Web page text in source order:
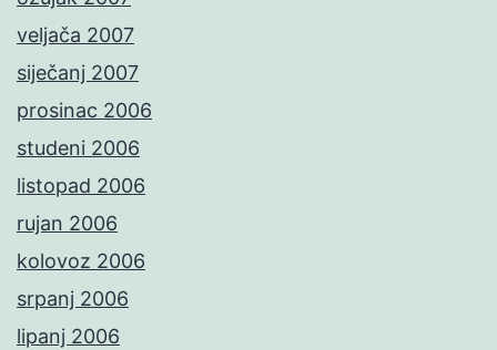
veljača 2007
siječanj 2007
prosinac 2006
studeni 2006
listopad 2006
rujan 2006
kolovoz 2006
srpanj 2006
lipanj 2006